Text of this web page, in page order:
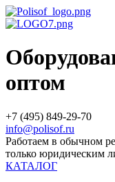
оптом
+7 (495) 849-29-70
info@polisof.ru
Работаем в обычном
только юридическим
КАТАЛОГ